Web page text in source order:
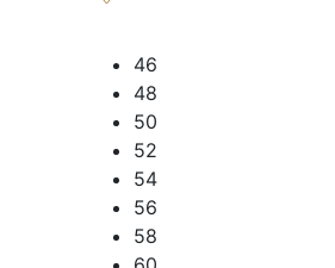
46
48
50
52
54
56
58